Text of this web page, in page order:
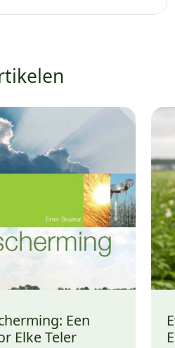
Een
Elke Teler